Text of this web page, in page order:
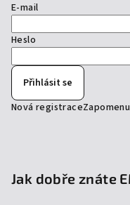
E-mail
Heslo
Přihlásit se
Nová registrace
Jak dobře znáte